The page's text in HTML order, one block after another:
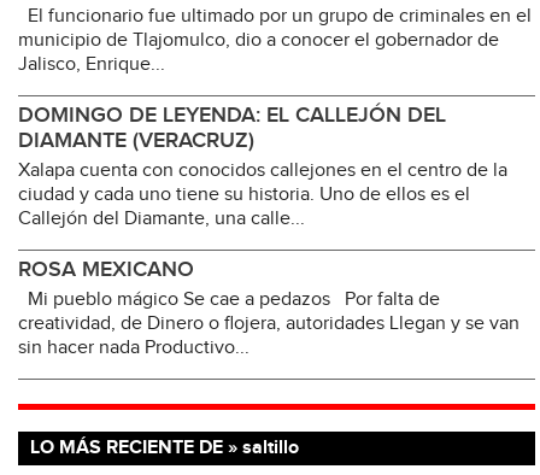
El funcionario fue ultimado por un grupo de criminales en el
municipio de Tlajomulco, dio a conocer el gobernador de
Jalisco, Enrique...
DOMINGO DE LEYENDA: EL CALLEJÓN DEL
DIAMANTE (VERACRUZ)
Xalapa cuenta con conocidos callejones en el centro de la
ciudad y cada uno tiene su historia. Uno de ellos es el
Callejón del Diamante, una calle...
ROSA MEXICANO
Mi pueblo mágico Se cae a pedazos Por falta de
creatividad, de Dinero o flojera, autoridades Llegan y se van
sin hacer nada Productivo...
LO MÁS RECIENTE DE » saltillo